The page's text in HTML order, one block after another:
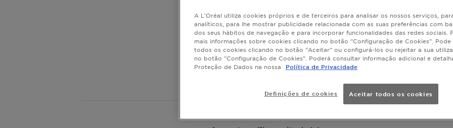
Stress
Descobre a gama Magnesium Anti-Stress da Garnier! Desodorizantes
que cuidam da tua pele e te protegem do stress. Experimenta já e
diferença!
A L'Oréal utiliza cookies próprios e de terceiros para analisar os nossos serviços,
analíticos, para lhe mostrar publicidade relacionada com as suas preferências com
dos seus hábitos de navegação e para incorporar funcionalidades das redes sociais.
mais informações sobre cookies clicando no botão "Configuração de Cookies". Pode
todos os cookies clicando no botão "Aceitar" ou configurá-los ou rejeitar a sua
no botão "Configuração de Cookies". Poderá consultar informação adicional e
Proteção de Dados na nossa
Política de Privacidade
Definições de cookies Aceitar todos os cookies